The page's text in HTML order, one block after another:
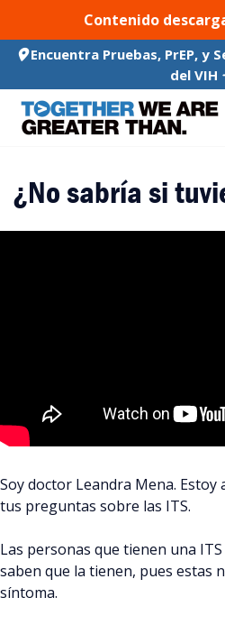
TO CONTENTContenido
Encuentra Pruebas, PrEP, y
del VIH
¿No sabría si
Soy doctor Leandra Mena.
tus preguntas sobre las ITS.
Las personas que tienen una
saben que la tienen, pues estas
síntoma.